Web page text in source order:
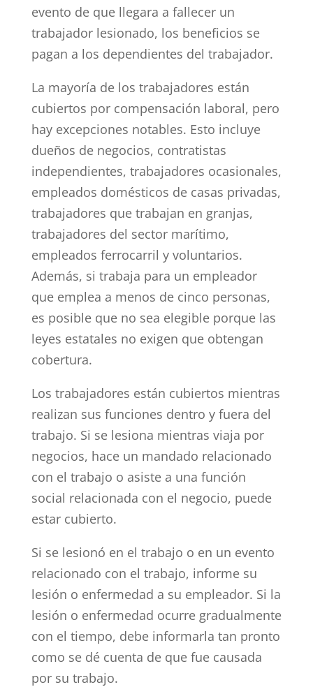
evento de que llegara a fallecer un
trabajador lesionado, los beneficios se
pagan a los dependientes del trabajador.
La mayoría de los trabajadores están
cubiertos por compensación laboral, pero
hay excepciones notables. Esto incluye
dueños de negocios, contratistas
independientes, trabajadores ocasionales,
empleados domésticos de casas privadas,
trabajadores que trabajan en granjas,
trabajadores del sector marítimo,
empleados ferrocarril y voluntarios.
Además, si trabaja para un empleador
que emplea a menos de cinco personas,
es posible que no sea elegible porque las
leyes estatales no exigen que obtengan
cobertura.
Los trabajadores están cubiertos mientras
realizan sus funciones dentro y fuera del
trabajo. Si se lesiona mientras viaja por
negocios, hace un mandado relacionado
con el trabajo o asiste a una función
social relacionada con el negocio, puede
estar cubierto.
Si se lesionó en el trabajo o en un evento
relacionado con el trabajo, informe su
lesión o enfermedad a su empleador. Si la
lesión o enfermedad ocurre gradualmente
con el tiempo, debe informarla tan pronto
como se dé cuenta de que fue causada
por su trabajo.